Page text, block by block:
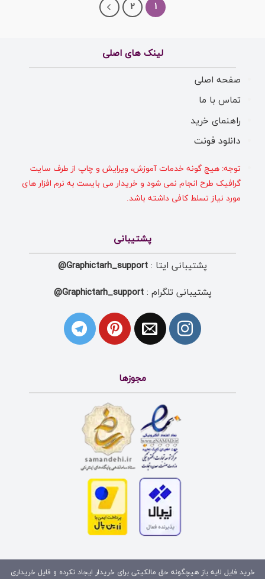
1
2
لینک های اصلی
صفحه اصلی
تماس با ما
راهنمای خرید
دانلود فونت
توجه: هیچ گونه خدمات آموزش، ویرایش و چاپ از طرف سایت
گرافیک طرح انجام نمی شود و خریدار می بایست به نرم افزار های
مورد نیاز تسلط کافی داشته باشد.
پشتیبانی
پشتیبانی ایتا : Graphictarh_support@
پشتیبانی تلگرام :Graphictarh_support@
مجوزها
خرید فایل لایه باز هیچگونه حق مالکیتی برای خریدار ایجاد نکرده و فایل خریداری